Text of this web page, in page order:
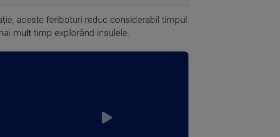
aceste feriboturi reduc considerabil timpul
mult timp explorând insulele.